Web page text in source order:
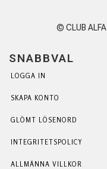
© CLUB
SNABBVAL
LOGGA IN
SKAPA KONTO
GLÖMT LÖSENORD
INTEGRITETSPOLICY
ALLMÄNNA VILLKOR